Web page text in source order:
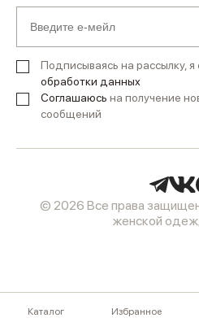
Каталог Избранное
Подписываясь на рассылку,
обработки данных
Соглашаюсь на получение
сообщений
© 2026 Все права
женской